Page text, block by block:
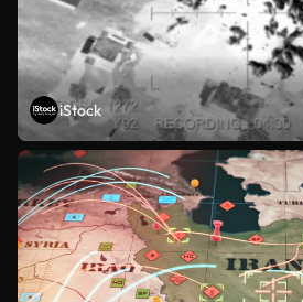
iStock